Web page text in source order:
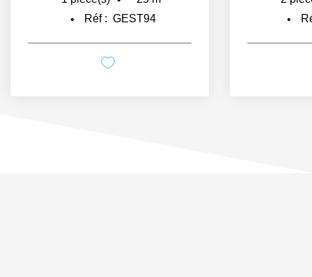
Réf : GEST94